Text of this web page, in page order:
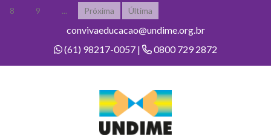
8 9 ... Próxima Última
convivaeducacao@undime.org.br
(61) 98217-0057 |
0800 729 2872